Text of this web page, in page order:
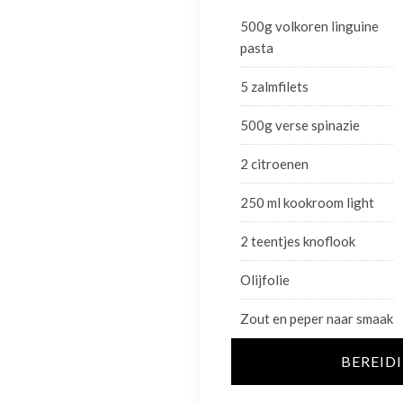
500g volkoren linguine
pasta
5 zalmfilets
500g verse spinazie
2 citroenen
250 ml kookroom light
2 teentjes knoflook
Olijfolie
Zout en peper naar smaak